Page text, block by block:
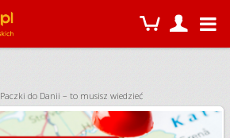
Paczki do Danii – to musisz wiedzieć